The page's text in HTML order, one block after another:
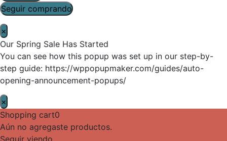
Seguir comprando
×
Our Spring Sale Has Started
You can see how this popup was set up in our step-by-
step guide: https://wppopupmaker.com/guides/auto-
opening-announcement-popups/
×
Shopping cart0
Aún no agregaste productos.
Seguir viendo